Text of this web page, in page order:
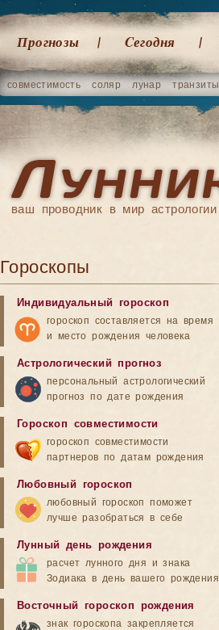
Прогнозы Cегодня
совместимость соляр лунар транзиты
ваш проводник в мир астрологии
Гороскопы
Индивидуальный гороскоп
гороскоп составляется на время
и место рождения человека
Астрологический прогноз
персональный астрологический
прогноз по дате рождения
Гороскоп совместимости
гороскоп совместимости
партнеров по датам рождения
Любовный гороскоп
любовный гороскоп поможет
лучше разобраться в себе
Лунный день рождения
расчет лунного дня и знака
Зодиака в день вашего рождения
Восточный гороскоп рождения
знак гороскопа закрепляется